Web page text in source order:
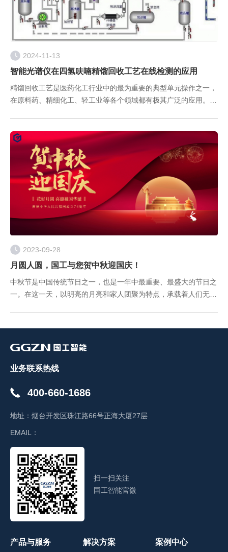
2024-11-13
智能光谱仪在四氢呋喃精馏回收工艺在线检测的应用
精馏回收工艺是医药化工行业中的最为重要的典型单元操作之一，
在原料药、精细化工、轻工业等各个领域都有极其广泛的应用。由
休滴定法
2023-09-28
月圆人圆，国工与您贺中秋迎国庆！
中秋节是中国传统节日之一，也是一年中最重要、最盛大的节日之
一。在这一天，以明亮的月亮和家人团聚为特点，承载着人们无尽
业务联系热线
400-660-1686
地址： 烟台开发区珠江路66号正海大厦27层
EMAIL：
扫一扫关注
国工智能官微
产品与服务 解决方案 案例中心